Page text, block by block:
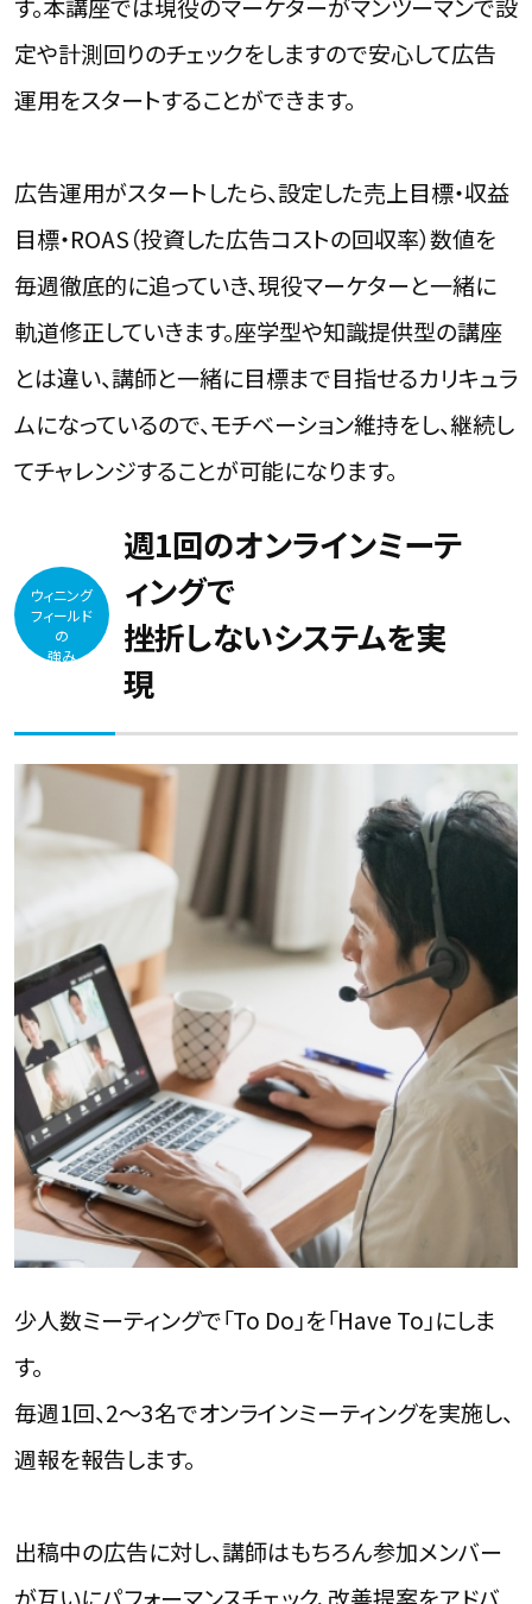
す。本講座では現役のマーケターがマンツーマンで設
定や計測回りのチェックをしますので安心して広告
運用をスタートすることができます。
広告運用がスタートしたら、設定した売上目標・収益
目標・ROAS（投資した広告コストの回収率）数値を
毎週徹底的に追っていき、現役マーケターと一緒に
軌道修正していきます。座学型や知識提供型の講座
とは違い、講師と一緒に目標まで目指せるカリキュラ
ムになっているので、モチベーション維持をし、継続し
てチャレンジすることが可能になります。
ウィニング
フィールド
の
強み
週1回のオンラインミーテ
ィングで
挫折しないシステムを実
現
少人数ミーティングで「To Do」を「Have To」にしま
す。
毎週1回、2〜3名でオンラインミーティングを実施し、
週報を報告します。
出稿中の広告に対し、講師はもちろん参加メンバー
が互いにパフォーマンスチェック、改善提案をアドバ